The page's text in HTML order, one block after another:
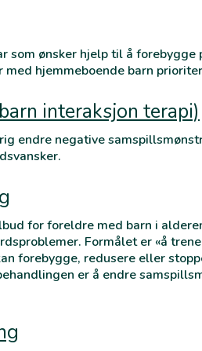
som ønsker hjelp til å
hjemmeboende barn
interaksjon terapi)
endre negative
for foreldre med barn i
Formålet er «å
forebygge, redusere eller
er å endre